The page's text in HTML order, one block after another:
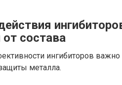
состава
ингибиторов важно
металла.